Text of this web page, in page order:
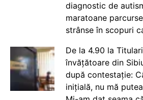
diagnostic de
maratoane
strânse în scopuri
De la 4.90 la
învățătoare din
după contestație:
inițială, nu mă